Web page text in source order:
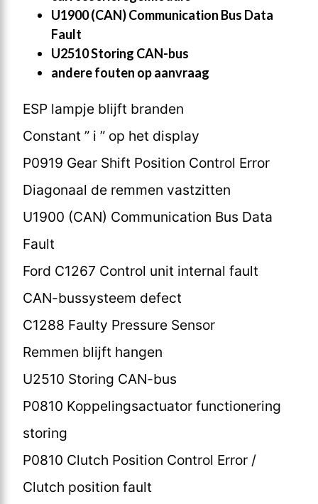
U1900 (CAN) Communication Bus Data
Fault
U2510 Storing CAN-bus
andere fouten op aanvraag
ESP lampje blijft branden
Constant ” i ” op het display
P0919 Gear Shift Position Control Error
Diagonaal de remmen vastzitten
U1900 (CAN) Communication Bus Data
Fault
Ford C1267 Control unit internal fault
CAN-bussysteem defect
C1288 Faulty Pressure Sensor
Remmen blijft hangen
U2510 Storing CAN-bus
P0810 Koppelingsactuator functionering
storing
P0810 Clutch Position Control Error /
Clutch position fault